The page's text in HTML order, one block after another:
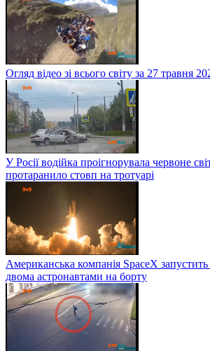
Огляд відео зі всього світу за 27 травня
У Росії водійка проігнорувала червоне
протаранило стовп на тротуарі
Американська компанія SpaceX запустить
двома астронавтами на борту